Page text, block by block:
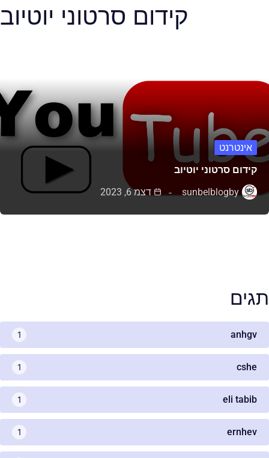
קידום סרטוני יוטיוב
אינטרנט
קידום סרטוני יוטיוב
by
sunbelblog דצמ 6, 2023
תגים
anhgv
1
cshe
1
eli tabib
1
ernhev
1